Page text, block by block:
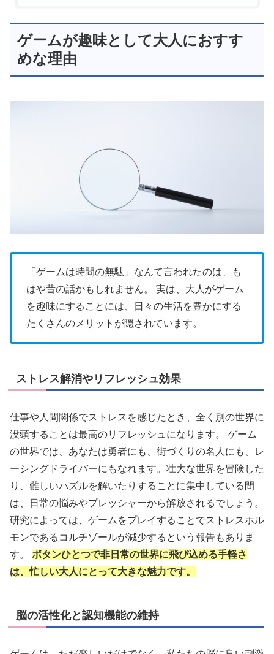
ゲームが趣味として大人におすす
めな理由
「ゲームは時間の無駄」なんて言われたのは、も
はや昔の話かもしれません。 実は、大人がゲーム
を趣味にすることには、日々の生活を豊かにする
たくさんのメリットが隠されています。
ストレス解消やリフレッシュ効果
仕事や人間関係でストレスを感じたとき、全く別の世界に
没頭することは最高のリフレッシュになります。 ゲーム
の世界では、あなたは勇者にも、街づくりの名人にも、レ
ーシングドライバーにもなれます。壮大な世界を冒険した
り、難しいパズルを解いたりすることに集中している間
は、日常の悩みやプレッシャーから解放されるでしょう。
研究によっては、ゲームをプレイすることでストレスホル
モンであるコルチゾールが減少するという報告もありま
す。 ボタンひとつで非日常の世界に飛び込める手軽さ
は、忙しい大人にとって大きな魅力です。
脳の活性化と認知機能の維持